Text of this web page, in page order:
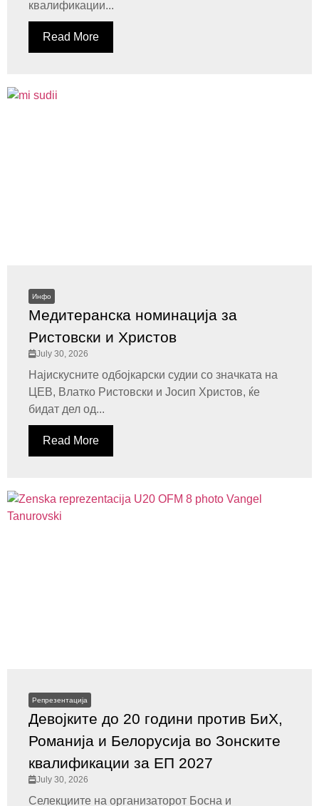
квалификации...
Read More
Инфо
Медитеранска номинација за
Ристовски и Христов
July 30, 2026
Најискусните одбојкарски судии со значката на
ЦЕВ, Влатко Ристовски и Јосип Христов, ќе
бидат дел од...
Read More
Репрезентација
Девојките до 20 години против БиХ,
Романија и Белорусија во Зонските
квалификации за ЕП 2027
July 30, 2026
Селекциите на организаторот Босна и